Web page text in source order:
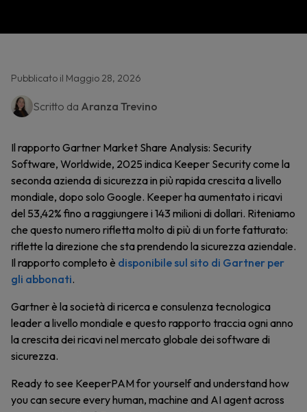
Pubblicato il Maggio 28, 2026
Scritto da Aranza Trevino
Il rapporto Gartner Market Share Analysis: Security
Software, Worldwide, 2025 indica Keeper Security come la
seconda azienda di sicurezza in più rapida crescita a livello
mondiale, dopo solo Google. Keeper ha aumentato i ricavi
del 53,42% fino a raggiungere i 143 milioni di dollari. Riteniamo
che questo numero rifletta molto di più di un forte fatturato:
riflette la direzione che sta prendendo la sicurezza aziendale.
Il rapporto completo è disponibile sul sito di Gartner per
gli abbonati.
Gartner è la società di ricerca e consulenza tecnologica
leader a livello mondiale e questo rapporto traccia ogni anno
la crescita dei ricavi nel mercato globale dei software di
sicurezza.
Ready to see KeeperPAM for yourself and understand how
you can secure every human, machine and AI agent across